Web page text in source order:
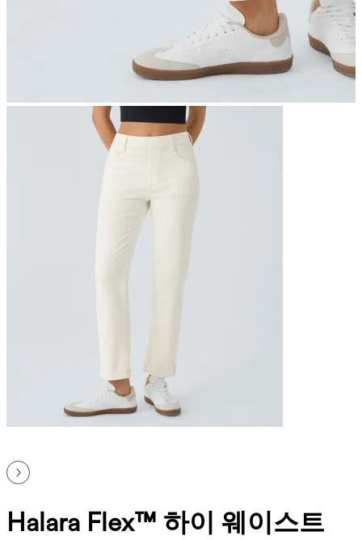
Halara Flex™ 하이 웨이스트